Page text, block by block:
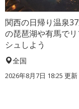
関西の日帰り温泉
の琵琶湖や有馬で
シュしよう
全国
2026年8月7日 18:25 更新